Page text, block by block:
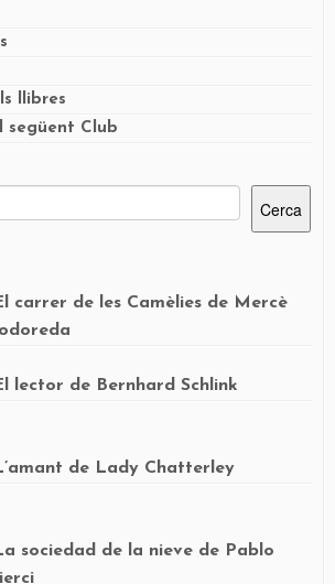
llibres
següent Club
Cerca
carrer de les Camèlies de Mercè
lector de Bernhard Schlink
de Lady Chatterley
sociedad de la nieve de Pablo